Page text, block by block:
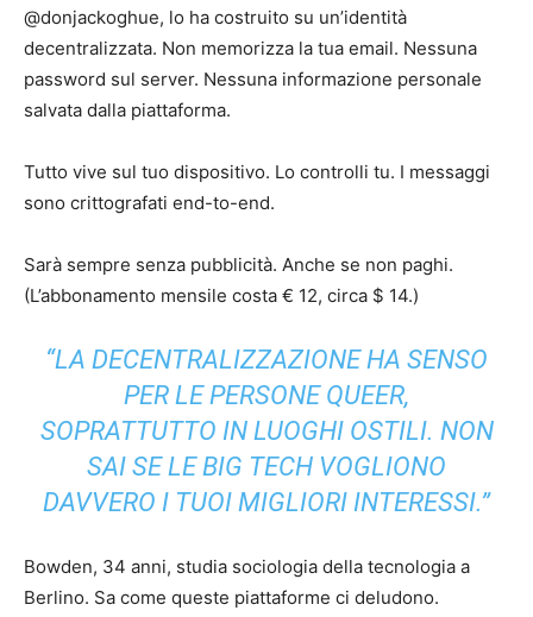
@donjackoghue, lo ha costruito su un’identità
decentralizzata. Non memorizza la tua email. Nessuna
password sul server. Nessuna informazione personale
salvata dalla piattaforma.
Tutto vive sul tuo dispositivo. Lo controlli tu. I messaggi
sono crittografati end-to-end.
Sarà sempre senza pubblicità. Anche se non paghi.
(L’abbonamento mensile costa € 12, circa $ 14.)
“LA DECENTRALIZZAZIONE HA SENSO
PER LE PERSONE QUEER,
SOPRATTUTTO IN LUOGHI OSTILI. NON
SAI SE LE BIG TECH VOGLIONO
DAVVERO I TUOI MIGLIORI INTERESSI.”
Bowden, 34 anni, studia sociologia della tecnologia a
Berlino. Sa come queste piattaforme ci deludono.